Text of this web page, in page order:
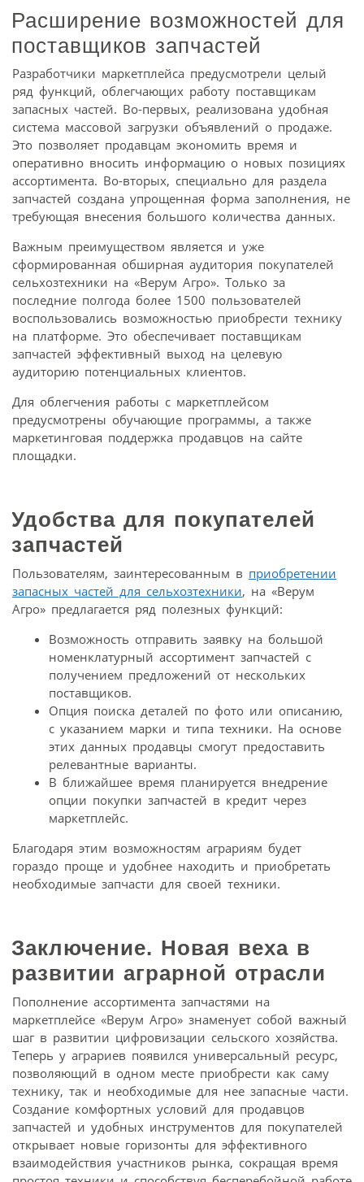
Расширение возможностей для
поставщиков запчастей
Разработчики маркетплейса предусмотрели целый
ряд функций, облегчающих работу поставщикам
запасных частей. Во-первых, реализована удобная
система массовой загрузки объявлений о продаже.
Это позволяет продавцам экономить время и
оперативно вносить информацию о новых позициях
ассортимента. Во-вторых, специально для раздела
запчастей создана упрощенная форма заполнения, не
требующая внесения большого количества данных.
Важным преимуществом является и уже
сформированная обширная аудитория покупателей
сельхозтехники на «Верум Агро». Только за
последние полгода более 1500 пользователей
воспользовались возможностью приобрести технику
на платформе. Это обеспечивает поставщикам
запчастей эффективный выход на целевую
аудиторию потенциальных клиентов.
Для облегчения работы с маркетплейсом
предусмотрены обучающие программы, а также
маркетинговая поддержка продавцов на сайте
площадки.
Удобства для покупателей
запчастей
Пользователям, заинтересованным в приобретении
запасных частей для сельхозтехники, на «Верум
Агро» предлагается ряд полезных функций:
Возможность отправить заявку на большой
номенклатурный ассортимент запчастей с
получением предложений от нескольких
поставщиков.
Опция поиска деталей по фото или описанию,
с указанием марки и типа техники. На основе
этих данных продавцы смогут предоставить
релевантные варианты.
В ближайшее время планируется внедрение
опции покупки запчастей в кредит через
маркетплейс.
Благодаря этим возможностям аграриям будет
гораздо проще и удобнее находить и приобретать
необходимые запчасти для своей техники.
Заключение. Новая веха в
развитии аграрной отрасли
Пополнение ассортимента запчастями на
маркетплейсе «Верум Агро» знаменует собой важный
шаг в развитии цифровизации сельского хозяйства.
Теперь у аграриев появился универсальный ресурс,
позволяющий в одном месте приобрести как саму
технику, так и необходимые для нее запасные части.
Создание комфортных условий для продавцов
запчастей и удобных инструментов для покупателей
открывает новые горизонты для эффективного
взаимодействия участников рынка, сокращая время